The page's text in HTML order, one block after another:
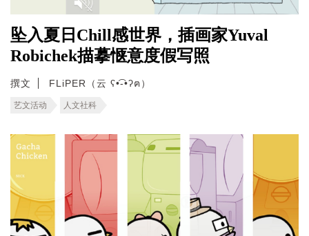
坠入夏日Chill感世界，插画家Yuval
Robichek描摹惬意度假写照
撰文 FLiPER（云 ʕ•͡-•ʔฅ）
艺文活动 人文社科